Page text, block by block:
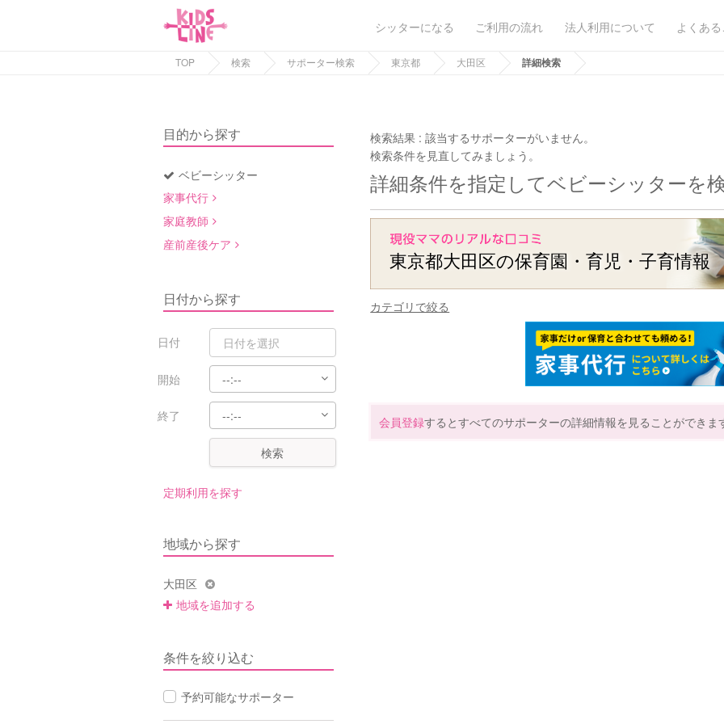
シッターになる ご利用の流れ 法人利用について よくあ
TOP 検索 サポーター検索 東京都 大田区 詳細検索
目的から探す
ベビーシッター
家事代行
家庭教師
産前産後ケア
日付から探す
日付
開始
終了
検索
定期利用を探す
地域から探す
大田区
地域を追加する
条件を絞り込む
予約可能なサポーター
検索結果 :該当するサポーターがいません。
検索条件を見直してみましょう。
詳細条件を指定してベビーシッターを
東京都大田区の保育園・育児・子育情報
カテゴリで絞る
会員登録するとすべてのサポーターの詳細情報を見ることができま